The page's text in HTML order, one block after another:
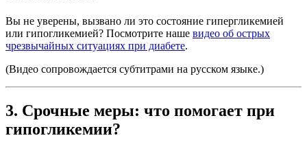
Вы не уверены, вызвано ли это состояние гипергликемией
или гипогликемией? Посмотрите наше видео об острых
чрезвычайных ситуациях при диабете.
(Видео сопровождается субтитрами на русском языке.)
3. Срочные меры: что помогает при
гипогликемии?